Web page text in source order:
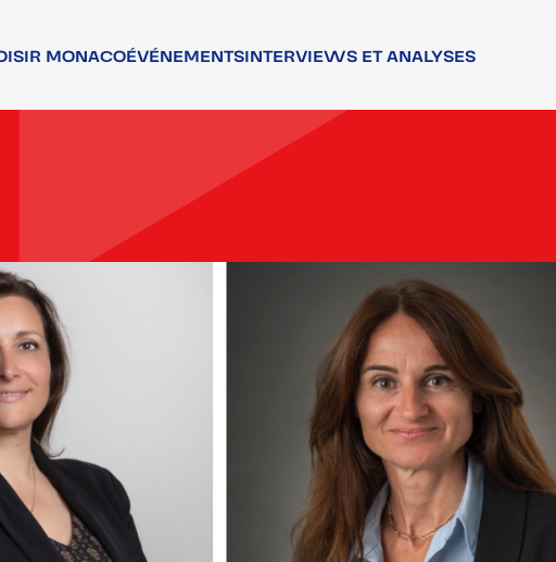
MONACO
VIE
ÉVÉNEMENTSINTERVIEWS ET ANALYSES